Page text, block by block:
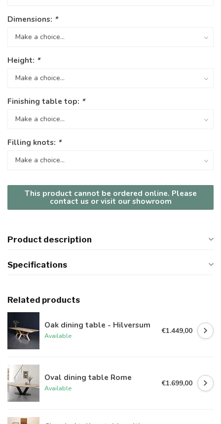
Dimensions: *
Height: *
Finishing table top: *
Filling knots: *
This product cannot be ordered online. Please
contact us or visit our showroom
Product description
Specifications
Related products
Oak dining table - Hilversum
Available
€1.449,00
Oval dining table Rome
Available
€1.699,00